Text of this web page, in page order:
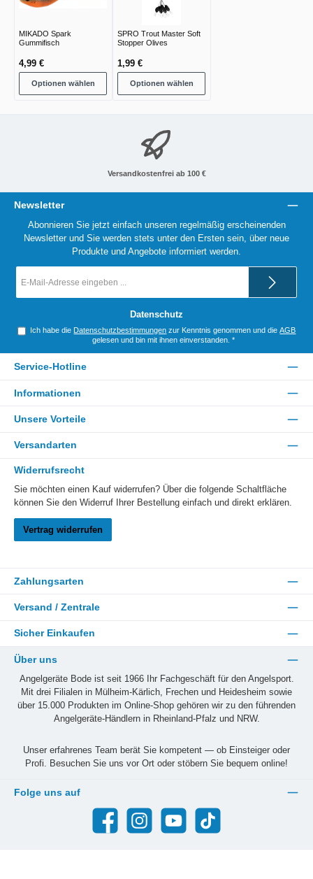
MIKADO Spark
Gummifisch
4,99 €
Optionen wählen
SPRO Trout Master Soft
Stopper Olives
1,99 €
Optionen wählen
Versandkostenfrei ab 100 €
Newsletter
Abonnieren Sie jetzt einfach unseren regelmäßig erscheinenden
Newsletter und Sie werden stets unter den Ersten sein, über neue
Produkte und Angebote informiert werden.
Mail-
Datenschutz
Ich habe die Datenschutzbestimmungen zur Kenntnis genommen und dieAGB
gelesen und bin mit ihnen einverstanden. *
Service-Hotline
Informationen
Unsere Vorteile
Versandarten
Widerrufsrecht
Sie möchten einen Kauf widerrufen? Über die folgende Schaltfläche
können Sie den Widerruf Ihrer Bestellung einfach und direkt erklären.
Vertrag widerrufen
Zahlungsarten
Versand / Zentrale
Sicher Einkaufen
Über uns
Angelgeräte Bode ist seit 1966 Ihr Fachgeschäft für den Angelsport.
Mit drei Filialen in Mülheim-Kärlich, Frechen und Heidesheim sowie
über 15.000 Produkten im Online-Shop gehören wir zu den führenden
Angelgeräte-Händlern in Rheinland-Pfalz und NRW.
Unser erfahrenes Team berät Sie kompetent — ob Einsteiger oder
Profi. Besuchen Sie uns vor Ort oder stöbern Sie bequem online!
Folge uns auf
Facebook Instagram YouTube TikTok